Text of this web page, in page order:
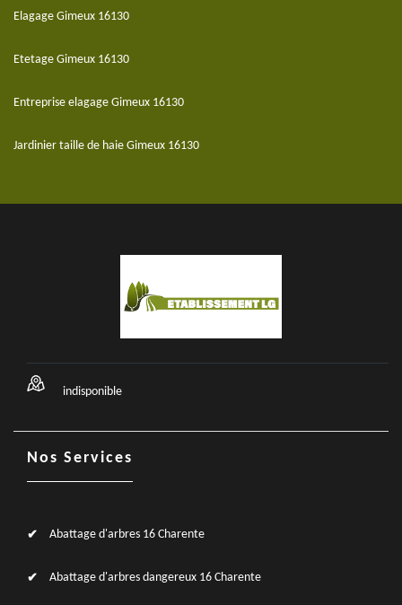
Elagage Gimeux 16130
Etetage Gimeux 16130
Entreprise elagage Gimeux 16130
Jardinier taille de haie Gimeux 16130
indisponible
Nos Services
Abattage d'arbres 16 Charente
Abattage d'arbres dangereux 16 Charente